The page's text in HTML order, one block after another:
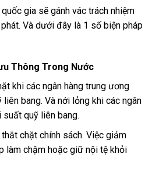
gia sẽ gánh vác trách nhiệm
Và dưới đây là 1 số biện pháp
Thông Trong Nước
khi các ngân hàng trung ương
bang. Và nới lỏng khi các ngân
suất quỹ liên bang.
chặt chính sách. Việc giảm
làm chậm hoặc giữ nội tệ khỏi